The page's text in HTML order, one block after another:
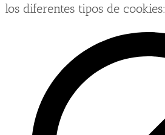
los diferentes tipos de cookies: